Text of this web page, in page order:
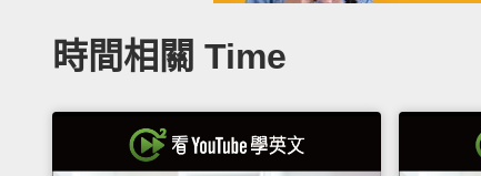
時間相關 Time